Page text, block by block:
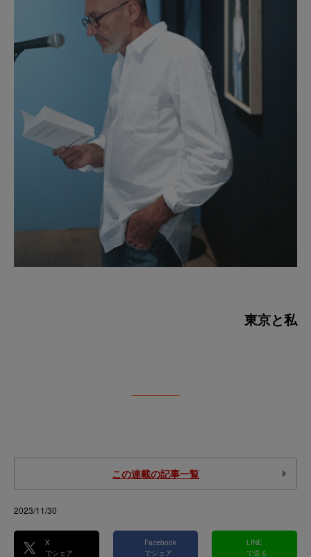
東京と私
この連載の記事一覧
2023/11/30
X
でシェア
Facebook
でシェア
LINE
で送る